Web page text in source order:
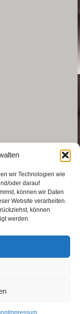
wir Technologien wie
oder darauf
können wir Daten
Website verarbeiten.
können
werden.
Impressum